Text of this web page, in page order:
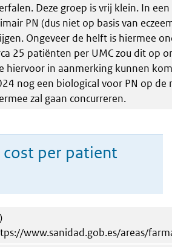
Deze groep is vrij klein. In
PN (dus niet op basis van
Ongeveer de helft is hiermee
25 patiënten per UMC zou dit op
hiervoor in aanmerking kunnen
nog een biological voor PN op
zal gaan concurreren.
cost per patient
www.sanidad.gob.es/areas/